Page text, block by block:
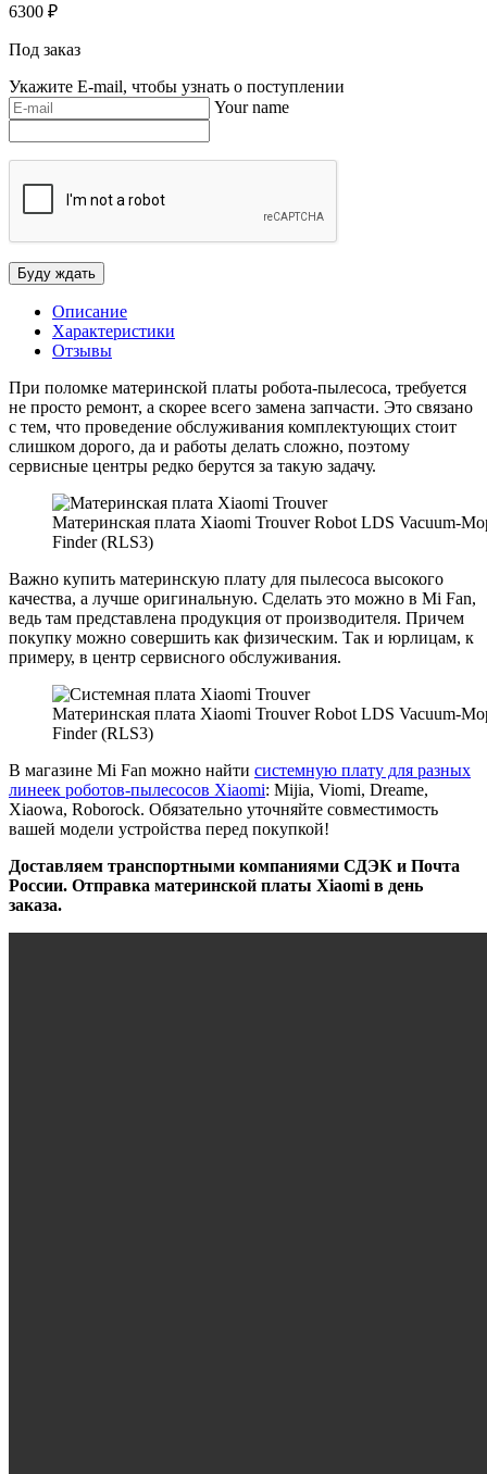
6300 ₽
Под заказ
Укажите E-mail, чтобы узнать о поступлении
Your name
Описание
Характеристики
Отзывы
При поломке материнской платы робота-пылесоса, требуется
не просто ремонт, а скорее всего замена запчасти. Это связано
с тем, что проведение обслуживания комплектующих стоит
слишком дорого, да и работы делать сложно, поэтому
сервисные центры редко берутся за такую задачу.
Материнская плата Xiaomi Trouver Robot LDS Vacuum-
Finder (RLS3)
Важно купить материнскую плату для пылесоса высокого
качества, а лучше оригинальную. Сделать это можно в Mi Fan,
ведь там представлена продукция от производителя. Причем
покупку можно совершить как физическим. Так и юрлицам, к
примеру, в центр сервисного обслуживания.
Материнская плата Xiaomi Trouver Robot LDS Vacuum-
Finder (RLS3)
В магазине Mi Fan можно найти системную плату для разных
линеек роботов-пылесосов Xiaomi: Mijia, Viomi, Dreame,
Xiaowa, Roborock. Обязательно уточняйте совместимость
вашей модели устройства перед покупкой!
Доставляем транспортными компаниями СДЭК и Почта
России. Отправка материнской платы Xiaomi в день
заказа.